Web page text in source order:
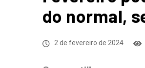
do normal,
2 de fevereiro de 2024